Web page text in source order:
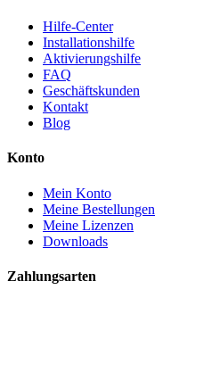
Hilfe-Center
Installationshilfe
Aktivierungshilfe
FAQ
Geschäftskunden
Kontakt
Blog
Konto
Mein Konto
Meine Bestellungen
Meine Lizenzen
Downloads
Zahlungsarten